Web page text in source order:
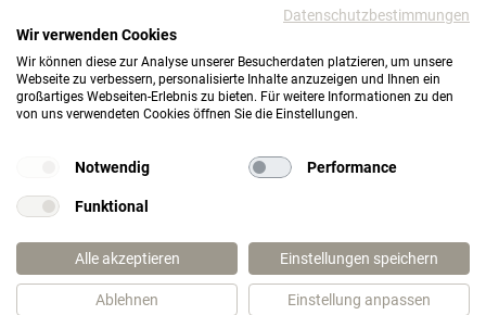
AGB
Barrierefreiheit
Datenschutz
Impressum
Markt Schwaben bei München
TOP
Datenschutzbestimmungen
Wir verwenden Cookies
Wir können diese zur Analyse unserer Besucherdaten platzieren, um unsere
Webseite zu verbessern, personalisierte Inhalte anzuzeigen und Ihnen ein
großartiges Webseiten-Erlebnis zu bieten. Für weitere Informationen zu den
von uns verwendeten Cookies öffnen Sie die Einstellungen.
Notwendig Performance
Funktional
Alle akzeptieren Einstellungen speichern
Ablehnen Einstellung anpassen